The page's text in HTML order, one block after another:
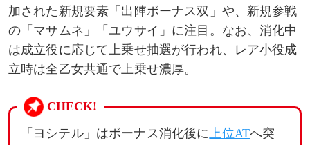
加された新規要素「出陣ボーナス双」や、新規参戦
の「マサムネ」「ユウサイ」に注目。なお、消化中
は成立役に応じて上乗せ抽選が行われ、レア小役成
立時は全乙女共通で上乗せ濃厚。
CHECK!
「ヨシテル」はボーナス消化後に上位ATへ突